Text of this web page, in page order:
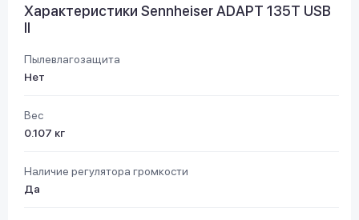
Характеристики Sennheiser ADAPT 135T USB
II
Пылевлагозащита
Нет
Вес
0.107 кг
Наличие регулятора громкости
Да